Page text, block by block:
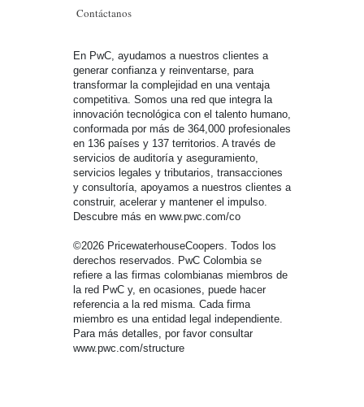
Contáctanos
En PwC, ayudamos a nuestros clientes a
generar confianza y reinventarse, para
transformar la complejidad en una ventaja
competitiva. Somos una red que integra la
innovación tecnológica con el talento humano,
conformada por más de 364,000 profesionales
en 136 países y 137 territorios. A través de
servicios de auditoría y aseguramiento,
servicios legales y tributarios, transacciones
y consultoría, apoyamos a nuestros clientes a
construir, acelerar y mantener el impulso.
Descubre más en www.pwc.com/co
©2026 PricewaterhouseCoopers. Todos los
derechos reservados. PwC Colombia se
refiere a las firmas colombianas miembros de
la red PwC y, en ocasiones, puede hacer
referencia a la red misma. Cada firma
miembro es una entidad legal independiente.
Para más detalles, por favor consultar
www.pwc.com/structure